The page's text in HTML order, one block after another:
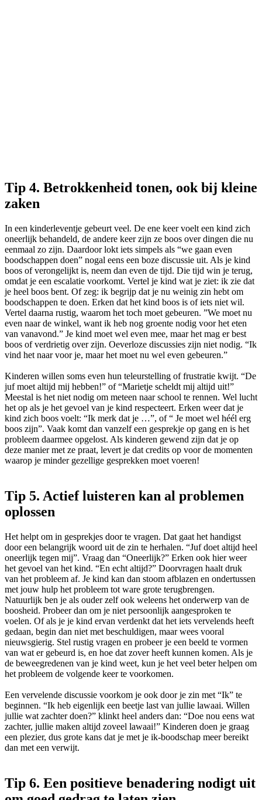
Tip 4. Betrokkenheid tonen, ook bij kleine
zaken
In een kinderleventje gebeurt veel. De ene keer voelt een kind zich
oneerlijk behandeld, de andere keer zijn ze boos over dingen die nu
eenmaal zo zijn. Daardoor lokt iets simpels als “we gaan even
boodschappen doen” nogal eens een boze discussie uit. Als je kind
boos of verongelijkt is, neem dan even de tijd. Die tijd win je terug,
omdat je een escalatie voorkomt. Vertel je kind wat je ziet: ik zie dat
je heel boos bent. Of zeg: ik begrijp dat je nu weinig zin hebt om
boodschappen te doen. Erken dat het kind boos is of iets niet wil.
Vertel daarna rustig, waarom het toch moet gebeuren. ”We moet nu
even naar de winkel, want ik heb nog groente nodig voor het eten
van vanavond.” Je kind moet wel even mee, maar het mag er best
boos of verdrietig over zijn. Oeverloze discussies zijn niet nodig. “Ik
vind het naar voor je, maar het moet nu wel even gebeuren.”
Kinderen willen soms even hun teleurstelling of frustratie kwijt. “De
juf moet altijd mij hebben!” of “Marietje scheldt mij altijd uit!”
Meestal is het niet nodig om meteen naar school te rennen. Wel lucht
het op als je het gevoel van je kind respecteert. Erken weer dat je
kind zich boos voelt: “Ik merk dat je …”, of “ Je moet wel héél erg
boos zijn”. Vaak komt dan vanzelf een gesprekje op gang en is het
probleem daarmee opgelost. Als kinderen gewend zijn dat je op
deze manier met ze praat, levert je dat credits op voor de momenten
waarop je minder gezellige gesprekken moet voeren!
Tip 5. Actief luisteren kan al problemen
oplossen
Het helpt om in gesprekjes door te vragen. Dat gaat het handigst
door een belangrijk woord uit de zin te herhalen. “Juf doet altijd heel
oneerlijk tegen mij”. Vraag dan “Oneerlijk?” Erken ook hier weer
het gevoel van het kind. “En echt altijd?” Doorvragen haalt druk
van het probleem af. Je kind kan dan stoom afblazen en ondertussen
met jouw hulp het probleem tot ware grote terugbrengen.
Natuurlijk ben je als ouder zelf ook weleens het onderwerp van de
boosheid. Probeer dan om je niet persoonlijk aangesproken te
voelen. Of als je je kind ervan verdenkt dat het iets vervelends heeft
gedaan, begin dan niet met beschuldigen, maar wees vooral
nieuwsgierig. Stel rustig vragen en probeer je een beeld te vormen
van wat er gebeurd is, en hoe dat zover heeft kunnen komen. Als je
de beweegredenen van je kind weet, kun je het veel beter helpen om
het probleem de volgende keer te voorkomen.
Een vervelende discussie voorkom je ook door je zin met “Ik” te
beginnen. “Ik heb eigenlijk een beetje last van jullie lawaai. Willen
jullie wat zachter doen?” klinkt heel anders dan: “Doe nou eens wat
zachter, jullie maken altijd zoveel lawaai!” Kinderen doen je graag
een plezier, dus grote kans dat je met je ik-boodschap meer bereikt
dan met een verwijt.
Tip 6. Een positieve benadering nodigt uit